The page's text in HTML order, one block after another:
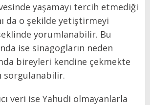
yaşamayı tercih etmediği
da o şekilde yetiştirmeyi
yorumlanabilir. Bu
ise sinagogların neden
bireyleri kendine çekmekte
sorgulanabilir.
veri ise Yahudi olmayanlarla